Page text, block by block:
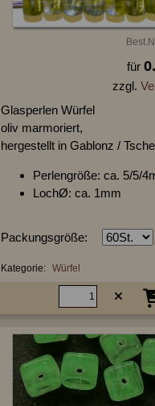
für
zzgl.
Glasperlen Würfel
oliv marmoriert,
hergestellt in Gablonz /
Perlengröße: ca. 5/5/
LochØ: ca. 1mm
Packungsgröße:
Kategorie: Würfel